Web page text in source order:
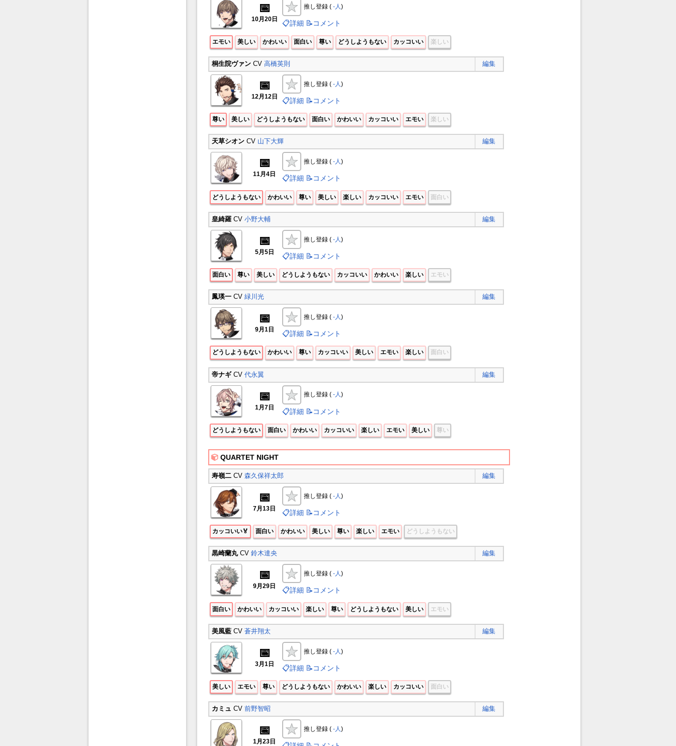
📅
10月20日
推し登録 ( -人 )
📋詳細 📝コメント
エモい 美しい かわいい 面白い 尊い どうしようもない カッコいい 楽しい
桐生院ヴァンCV 高橋英則 編集
📅
12月12日
推し登録 ( -人)
📋詳細 📝コメント
尊い 美しい どうしようもない 面白い かわいい カッコいい エモい 楽しい
天草シオンCV 山下大輝 編集
📅
11月4日
推し登録 ( -人)
📋詳細 📝コメント
どうしようもない かわいい 尊い 美しい 楽しい カッコいい エモい 面白い
皇綺羅CV 小野大輔 編集
📅
5月5日
推し登録 ( -人 )
📋詳細 📝コメント
面白い 尊い 美しい どうしようもない カッコいい かわいい 楽しい エモい
鳳瑛一CV 緑川光 編集
📅
9月1日
推し登録 ( -人)
📋詳細 📝コメント
どうしようもない かわいい 尊い カッコいい 美しい エモい 楽しい 面白い
帝ナギCV 代永翼 編集
📅
1月7日
推し登録 ( -人)
📋詳細 📝コメント
どうしようもない 面白い かわいい カッコいい 楽しい エモい 美しい 尊い
QUARTET NIGHT
寿嶺二CV 森久保祥太郎 編集
📅
7月13日
推し登録 ( -人)
📋詳細 📝コメント
カッコいい🏅 面白い かわいい 美しい 尊い 楽しい エモい どうしようもない
黒崎蘭丸CV 鈴木達央 編集
📅
9月29日
推し登録 ( -人)
📋詳細 📝コメント
面白い かわいい カッコいい 楽しい 尊い どうしようもない 美しい エモい
美風藍CV 蒼井翔太 編集
📅
3月1日
推し登録 ( -人 )
📋詳細 📝コメント
美しい エモい 尊い どうしようもない かわいい 楽しい カッコいい 面白い
カミュ CV 前野智昭 編集
📅
1月23日
推し登録 ( -人)